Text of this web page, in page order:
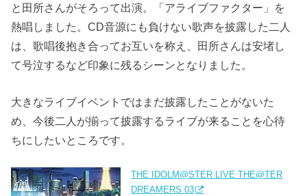
と田所さんがそろって出演。「アライブファクター」を
熱唱しました。CD音源にも負けない歌声を披露した二人
は、歌唱後抱き合ってお互いを称え、田所さんは安堵し
て号泣するなど印象に残るシーンとなりました。
大きなライブイベントではまだ披露したことがないた
め、今後二人が揃って披露するライブが来ることを心待
ちにしたいところです。
THE IDOLM@STER LIVE THE@TER
DREAMERS 03